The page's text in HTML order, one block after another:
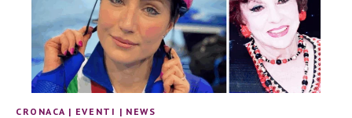
CRONACA | EVENTI | NEWS